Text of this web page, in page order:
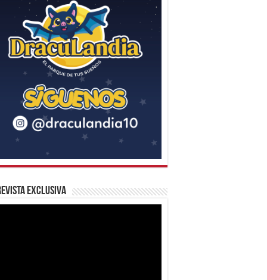
Exclusiva